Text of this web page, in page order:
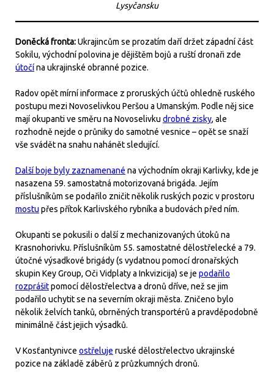
Lysyčansku
Doněcká fronta:Ukrajincům se prozatím daří držet západní část
Sokilu, východní polovina je dějištěm bojů a ruští dronaři zde
útočína ukrajinské obranné pozice.
Radov opět mírní informace z proruských účtů ohledně ruského
postupu mezi Novoselivkou Peršou a Umanským. Podle něj sice
mají okupanti ve směru na Novoselivku drobné zisky, ale
rozhodně nejde o průniky do samotné vesnice – opět se snaží
vše svádět na snahu nahánět sledující.
Další boje byly zaznamenané na východním okraji Karlivky, kde je
nasazena 59. samostatná motorizovaná brigáda. Jejím
příslušníkům se podařilo zničit několik ruských pozic v prostoru
mostu přes přítok Karlivského rybníka a budovách před ním.
Okupanti se pokusili o další z mechanizovaných útoků na
Krasnohorivku. Příslušníkům 55. samostatné dělostřelecké a 79.
útočné výsadkové brigády (s vydatnou pomocí dronařských
skupin Key Group, Oči Vidplaty a Inkvizicija) se je podařilo
rozprášitpomocí dělostřelectva a dronů dříve, než se jim
podařilo uchytit se na severním okraji města. Zničeno bylo
několik želvích tanků, obrněných transportérů a pravděpodobně
minimálně část jejich výsadků.
V Kosťantynivce ostřeluje ruské dělostřelectvo ukrajinské
pozice na základě záběrů z průzkumných dronů.